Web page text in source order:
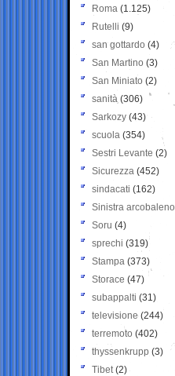
Roma (1.125)
Rutelli (9)
san gottardo (4)
San Martino (3)
San Miniato (2)
sanità (306)
Sarkozy (43)
scuola (354)
Sestri Levante (2)
Sicurezza (452)
sindacati (162)
Sinistra arcobaleno
Soru (4)
sprechi (319)
Stampa (373)
Storace (47)
subappalti (31)
televisione(244)
terremoto (402)
thyssenkrupp (3)
Tibet(2)